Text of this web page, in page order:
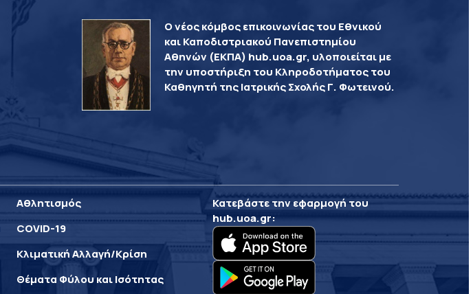
Ο νέος κόμβος επικοινωνίας του Εθνικού
και Καποδιστριακού Πανεπιστημίου
Αθηνών (ΕΚΠΑ) hub.uoa.gr, υλοποιείται με
την υποστήριξη του Κληροδοτήματος του
Καθηγητή της Ιατρικής Σχολής Γ. Φωτεινού.
Αθλητισμός
COVID-19
Κλιματική Αλλαγή/Κρίση
Θέματα Φύλου και Ισότητας
Κατεβάστε την εφαρμογή του
hub.uoa.gr: